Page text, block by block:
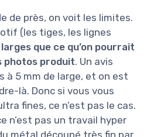
de près, on voit les limites.
(les tiges, les lignes
que ce qu’on pourrait
photos produit. Un avis
à 5 mm de large, et on est
là. Donc si vous vous
fines, ce n’est pas le cas.
n’est pas un travail hyper
métal découpé très fin par